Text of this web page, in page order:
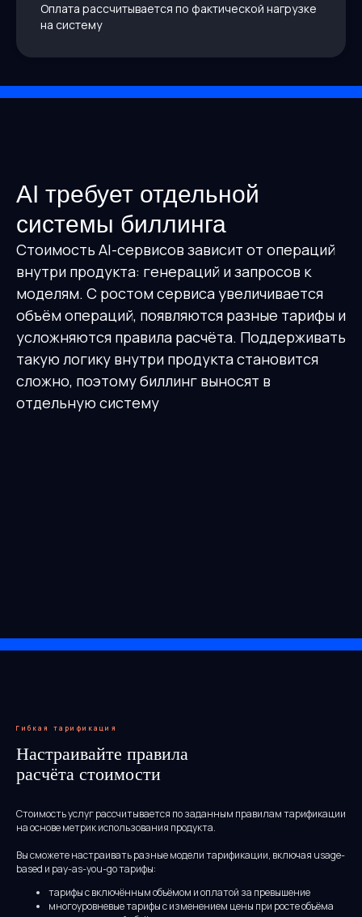
Оплата рассчитывается по фактической нагрузке
на систему
AI требует отдельной
системы биллинга
Стоимость AI-сервисов зависит от операций
внутри продукта: генераций и запросов к
моделям. С ростом сервиса увеличивается
объём операций, появляются разные тарифы и
усложняются правила расчёта. Поддерживать
такую логику внутри продукта становится
сложно, поэтому биллинг выносят в
отдельную систему
Гибкая тарификация
Настраивайте правила
расчёта стоимости
Стоимость услуг рассчитывается по заданным правилам тарификации
на основе метрик использования продукта.
Вы сможете настраивать разные модели тарификации, включая usage-
based и pay-as-you-go тарифы:
тарифы с включённым объёмом и оплатой за превышение
многоуровневые тарифы с изменением цены при росте объёма